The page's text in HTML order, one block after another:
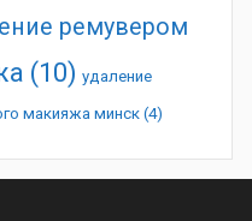
ремувером
(10) удаление
макияжа минск (4)